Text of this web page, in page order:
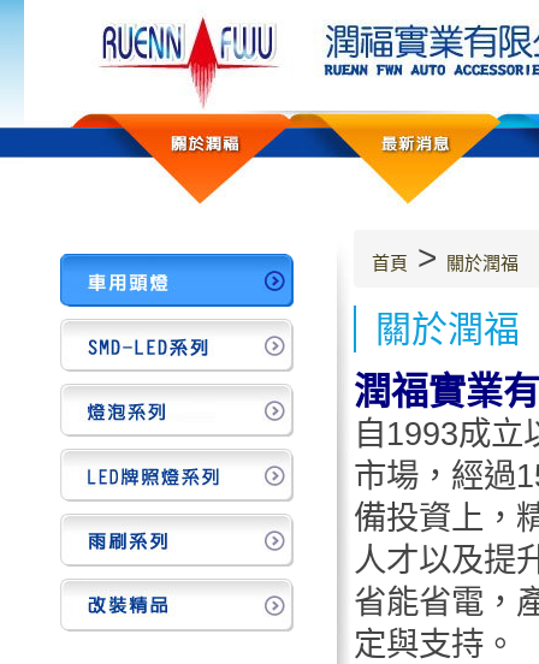
首頁 > 關於潤福
關於潤福
潤福實業
自1993成立
市場，經過
備投資上，
人才以及提
省能省電，
定與支持。